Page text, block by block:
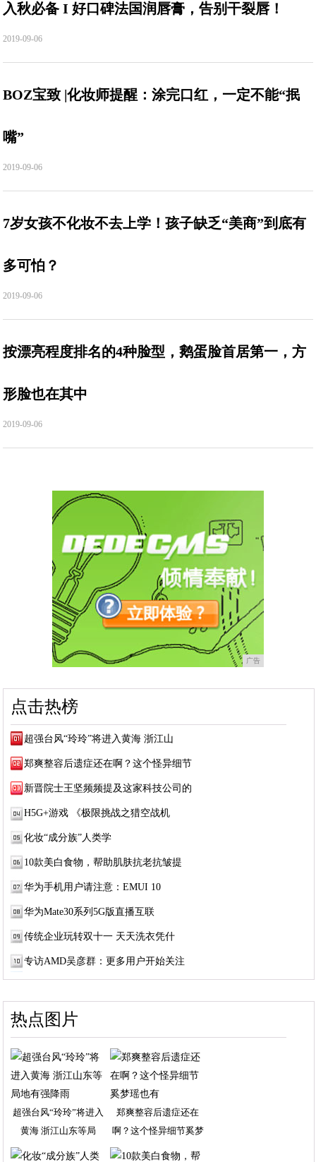
入秋必备 I 好口碑法国润唇膏，告别干裂唇！
2019-09-06
BOZ宝致 |化妆师提醒：涂完口红，一定不能“抿
嘴”
2019-09-06
7岁女孩不化妆不去上学！孩子缺乏“美商”到底有
多可怕？
2019-09-06
按漂亮程度排名的4种脸型，鹅蛋脸首居第一，方
形脸也在其中
2019-09-06
广告
点击热榜
超强台风“玲玲”将进入黄海 浙江山
郑爽整容后遗症还在啊？这个怪异细节
新晋院士王坚频频提及这家科技公司的
H5G+游戏 《极限挑战之猎空战机
化妆“成分族”人类学
10款美白食物，帮助肌肤抗老抗皱提
华为手机用户请注意：EMUI 10
华为Mate30系列5G版直播互联
传统企业玩转双十一 天天洗衣凭什
专访AMD吴彦群：更多用户开始关注
热点图片
超强台风“玲玲”将进入
黄海 浙江山东等局
郑爽整容后遗症还在
啊？这个怪异细节奚梦
瑶